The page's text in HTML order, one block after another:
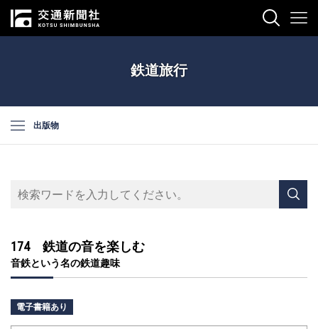
鉄道旅行
出版物
174 鉄道の音を楽しむ
音鉄という名の鉄道趣味
電子書籍あり